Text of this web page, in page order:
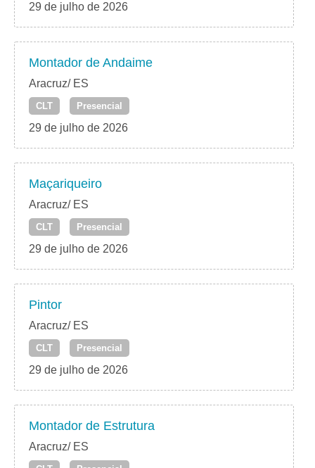
29 de julho de 2026
Montador de Andaime
Aracruz/ ES
CLT Presencial
29 de julho de 2026
Maçariqueiro
Aracruz/ ES
CLT Presencial
29 de julho de 2026
Pintor
Aracruz/ ES
CLT Presencial
29 de julho de 2026
Montador de Estrutura
Aracruz/ ES